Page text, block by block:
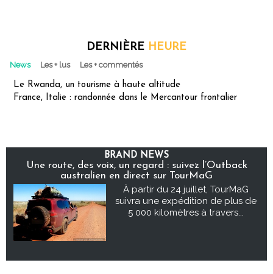
DERNIÈRE HEURE
News Les + lus Les + commentés
Le Rwanda, un tourisme à haute altitude
France, Italie : randonnée dans le Mercantour frontalier
BRAND NEWS
Une route, des voix, un regard : suivez l’Outback
australien en direct sur TourMaG
À partir du 24 juillet, TourMaG
suivra une expédition de plus de
5 000 kilomètres à travers...